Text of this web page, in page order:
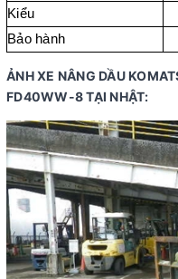
Kiểu
Bảo hành
ẢNH XE NÂNG DẦU
FD40WW-8 TẠI NHẬT: